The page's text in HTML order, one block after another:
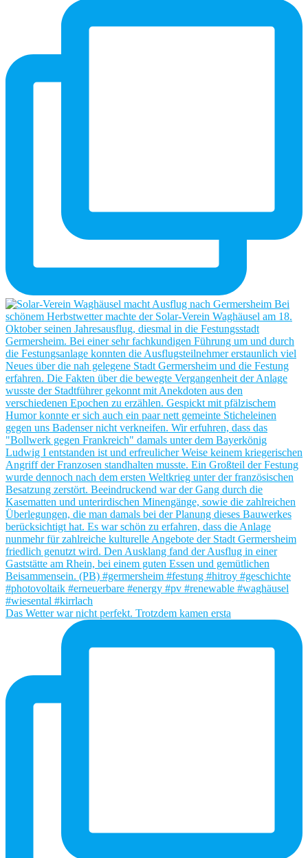
Das Wetter war nicht perfekt. Trotzdem kamen ersta